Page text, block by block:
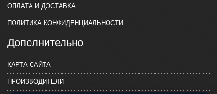
ОПЛАТА И ДОСТАВКА
ПОЛИТИКА КОНФИДЕНЦИАЛЬНОСТИ
Дополнительно
КАРТА САЙТА
ПРОИЗВОДИТЕЛИ